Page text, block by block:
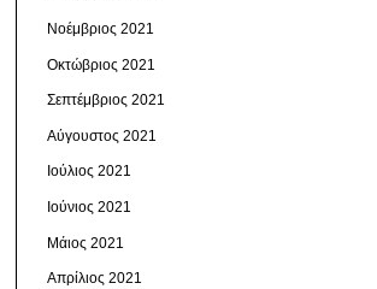
Νοέμβριος 2021
Οκτώβριος 2021
Σεπτέμβριος 2021
Αύγουστος 2021
Ιούλιος 2021
Ιούνιος 2021
Μάιος 2021
Απρίλιος 2021